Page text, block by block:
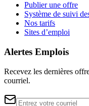
Publier une offre
Système de suivi
Nos tarifs
Sites d’emploi
Alertes Emplois
Recevez les dernières
courriel.